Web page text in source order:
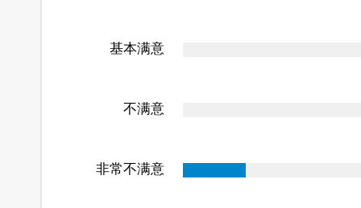
基本满意
不满意
非常不满意